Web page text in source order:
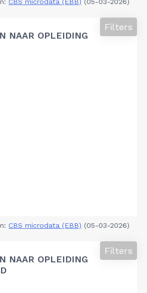
NAAR OPLEIDING
Filters
CBS microdata (EBB) (05-03-2026)
NAAR OPLEIDING
Filters